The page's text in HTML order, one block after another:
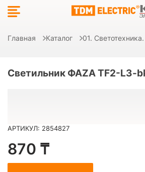
Главная Каталог 01. Светотехника.
Светильник ФАZА TF2-L3-
АРТИКУЛ: 2854827
870 ₸